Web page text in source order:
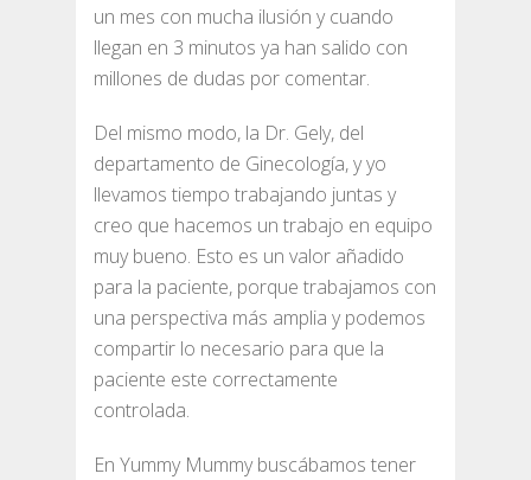
un mes con mucha ilusión y cuando
llegan en 3 minutos ya han salido con
millones de dudas por comentar.
Del mismo modo, la Dr. Gely, del
departamento de Ginecología, y yo
llevamos tiempo trabajando juntas y
creo que hacemos un trabajo en equipo
muy bueno. Esto es un valor añadido
para la paciente, porque trabajamos con
una perspectiva más amplia y podemos
compartir lo necesario para que la
paciente este correctamente
controlada.
En Yummy Mummy buscábamos tener